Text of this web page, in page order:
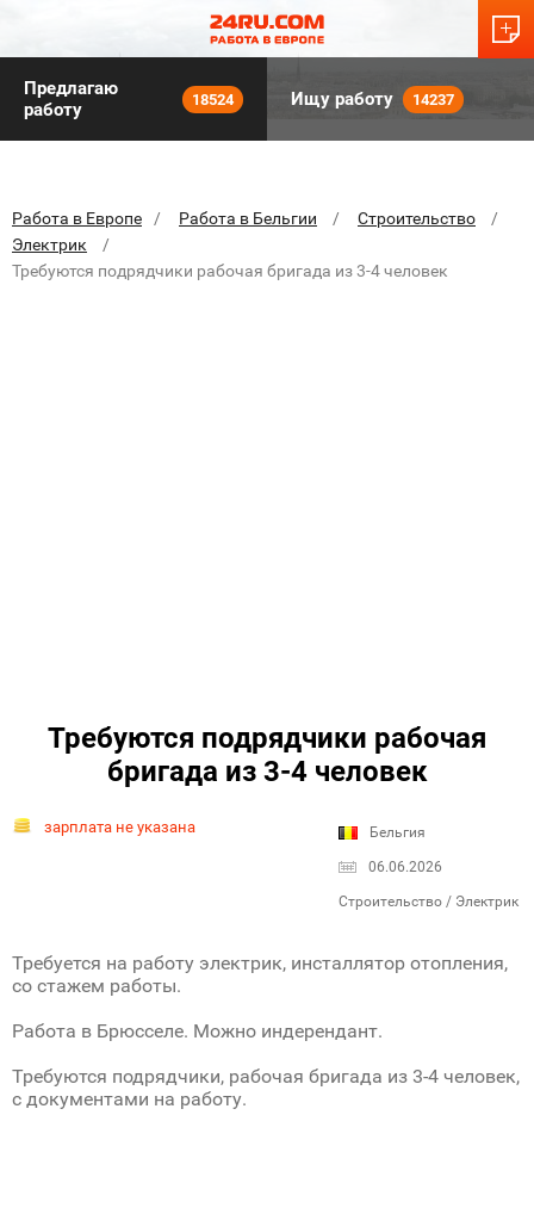
Предлагаю
работу
18524 Ищу работу 14237
Работа в Европе Работа в Бельгии
Строительство
Электрик
Требуются подрядчики рабочая бригада из 3-4 человек
Требуются подрядчики рабочая
бригада из 3-4 человек
зарплата не указана Бельгия
06.06.2026
Строительство / Электрик
Требуется на работу электрик, инсталлятор отопления,
со стажем работы.
Работа в Брюсселе. Можно индерендант.
Требуются подрядчики, рабочая бригада из 3-4 человек,
с документами на работу.